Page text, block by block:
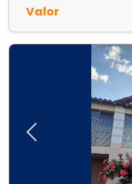
Valor
Previous